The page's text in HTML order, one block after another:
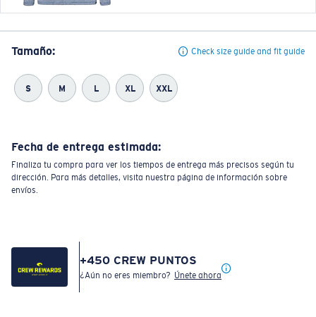
Tamaño: Check size guide and fit guide
S M L XL XXL
Fecha de entrega estimada:
Finaliza tu compra para ver los tiempos de entrega más precisos según tu
dirección. Para más detalles, visita nuestra página de información sobre
envíos.
+450 CREW PUNTOS
¿Aún no eres miembro? Únete ahora